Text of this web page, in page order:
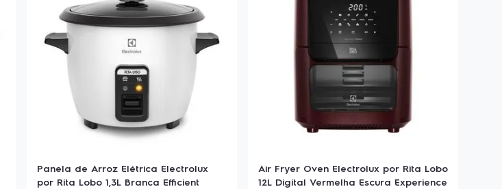
Panela de Arroz Elétrica Electrolux
por Rita Lobo 1,3L Branca Efficient
Air Fryer Oven Electrolux por Rita Lobo
12L Digital Vermelha Escura Experience